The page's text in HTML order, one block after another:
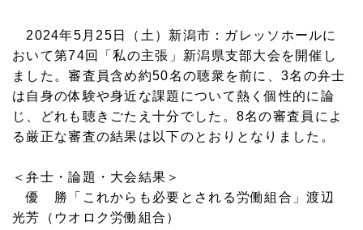
2024年5月25日（土）新潟市：ガレッソホールに
おいて第74回「私の主張」新潟県支部大会を開催し
ました。審査員含め約50名の聴衆を前に、3名の弁士
は自身の体験や身近な課題について熱く個性的に論
じ、どれも聴きごたえ十分でした。8名の審査員によ
る厳正な審査の結果は以下のとおりとなりました。
＜弁士・論題・大会結果＞
優 勝「これからも必要とされる労働組合」渡辺
光芳（ウオロク労働組合）